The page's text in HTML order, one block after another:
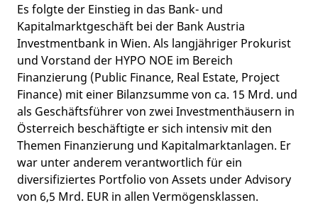
Es folgte der Einstieg in das Bank- und
Kapitalmarktgeschäft bei der Bank Austria
Investmentbank in Wien. Als langjähriger Prokurist
und Vorstand der HYPO NOE im Bereich
Finanzierung (Public Finance, Real Estate, Project
Finance) mit einer Bilanzsumme von ca. 15 Mrd. und
als Geschäftsführer von zwei Investmenthäusern in
Österreich beschäftigte er sich intensiv mit den
Themen Finanzierung und Kapitalmarktanlagen. Er
war unter anderem verantwortlich für ein
diversifiziertes Portfolio von Assets under Advisory
von 6,5 Mrd. EUR in allen Vermögensklassen.